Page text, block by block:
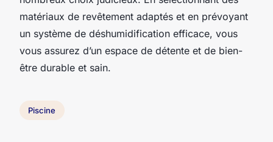
matériaux de revêtement adaptés et en prévoyant
un système de déshumidification efficace, vous
vous assurez d’un espace de détente et de bien-
être durable et sain.
Piscine